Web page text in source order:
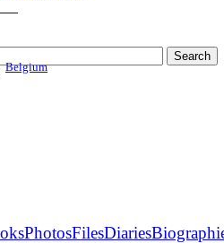
Belgium
PhotosFilesDiaries